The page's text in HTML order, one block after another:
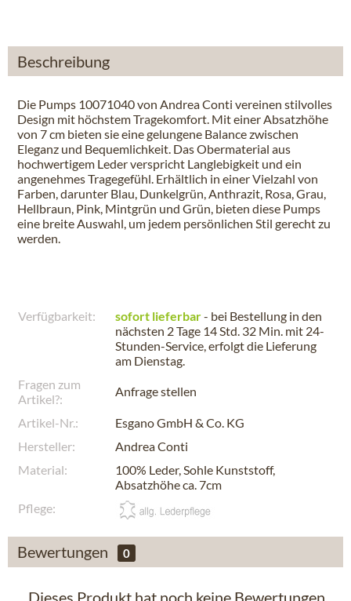
Beschreibung
Die Pumps 10071040 von Andrea Conti vereinen stilvolles
Design mit höchstem Tragekomfort. Mit einer Absatzhöhe
von 7 cm bieten sie eine gelungene Balance zwischen
Eleganz und Bequemlichkeit. Das Obermaterial aus
hochwertigem Leder verspricht Langlebigkeit und ein
angenehmes Tragegefühl. Erhältlich in einer Vielzahl von
Farben, darunter Blau, Dunkelgrün, Anthrazit, Rosa, Grau,
Hellbraun, Pink, Mintgrün und Grün, bieten diese Pumps
eine breite Auswahl, um jedem persönlichen Stil gerecht zu
werden.
Verfügbarkeit: sofort lieferbar- bei Bestellung in den
nächsten 2 Tage 14 Std. 32 Min. mit 24-
Stunden-Service, erfolgt die Lieferung
am Dienstag.
Fragen zum
Artikel?:
Anfrage stellen
Artikel-Nr.:
Esgano GmbH & Co. KG
Hersteller:
Andrea Conti
Material:
100% Leder, Sohle Kunststoff,
Absatzhöhe ca. 7cm
Pflege:
Bewertungen 0
Dieses Produkt hat noch keine Bewertungen.